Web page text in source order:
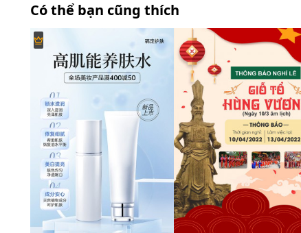
Có thể bạn cũng thích